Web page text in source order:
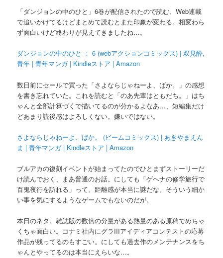
「ダンジョンの中のひと」6巻が配信されたので読む、Web連載
で追いかけてるけどまとめて読むとまた印象が変わる。相変わら
ず面白いけど終わりが見えてきましたね…。
ダンジョンの中のひと ： 6 (webアクションコミックス) | 双見酔,
青年 | 青年マンガ | Kindleストア | Amazon
数日前にセールで買った「さよならじゃねーよ、ばか。」の感想
を書き忘れていた。これを読むと「のあ先輩はともだち。」はち
ゃんと全部計算づくで描いてるのが分かるよなあ…、短編集だけ
どあまり読後感はよろしくない。嫌いではない。
さよならじゃねーよ、ばか。 (ビームコミックス) | あきやまえん
ま | 青年マンガ | Kindleストア | Amazon
ブルアカの復刻イベントが始まってたのでひとまずストーリーだ
け読んでおく、まあ普通のお話。にしても「ゲヘナの修学旅行で
百鬼夜行を訪れる」って、距離感が本当に謎だな。そういう細か
い事を気にするようなゲームでもないのだが。
本日のネタ。雑誌版の数倍の分量がある熱量のある原稿でめちゃ
くちゃ面白い。コナミ社内にグラIIIアイディアコンテストの応募
作品が残ってるのもすごい。にしても過去作のメンテナンスをち
ゃんとやってるのは本当にえらいな…。